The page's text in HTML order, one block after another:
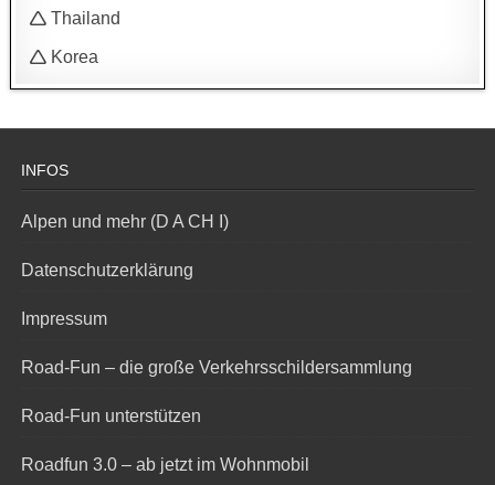
🛆 Thailand
🛆 Korea
INFOS
Alpen und mehr (D A CH I)
Datenschutzerklärung
Impressum
Road-Fun – die große Verkehrsschildersammlung
Road-Fun unterstützen
Roadfun 3.0 – ab jetzt im Wohnmobil